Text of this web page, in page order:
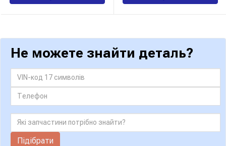
Не можете знайти деталь?
Підібрати